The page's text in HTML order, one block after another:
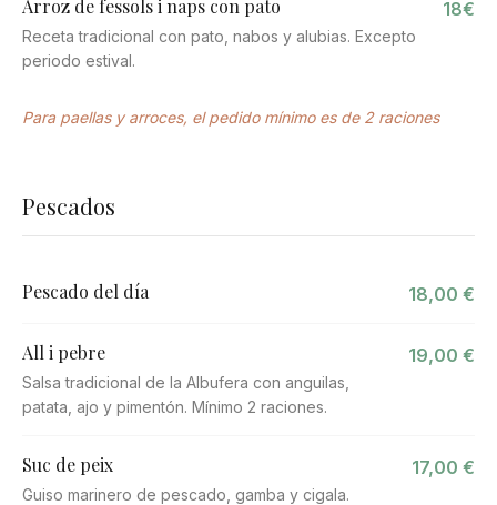
Arroz de fessols i naps con pato
Receta tradicional con pato, nabos y alubias. Excepto
periodo estival.
18€
Para paellas y arroces, el pedido mínimo es de 2 raciones
Pescados
Pescado del día 18,00 €
All i pebre
Salsa tradicional de la Albufera con anguilas,
patata, ajo y pimentón. Mínimo 2 raciones.
19,00 €
Suc de peix
Guiso marinero de pescado, gamba y cigala.
17,00 €